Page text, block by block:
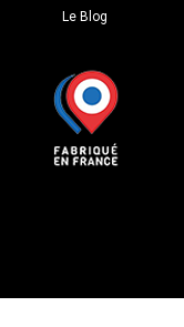
Le Blog